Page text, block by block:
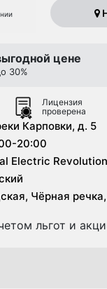
цене
30%
Лицензия
проверена
Карповки, д. 5
20:00
Electric
Чёрная
льгот и